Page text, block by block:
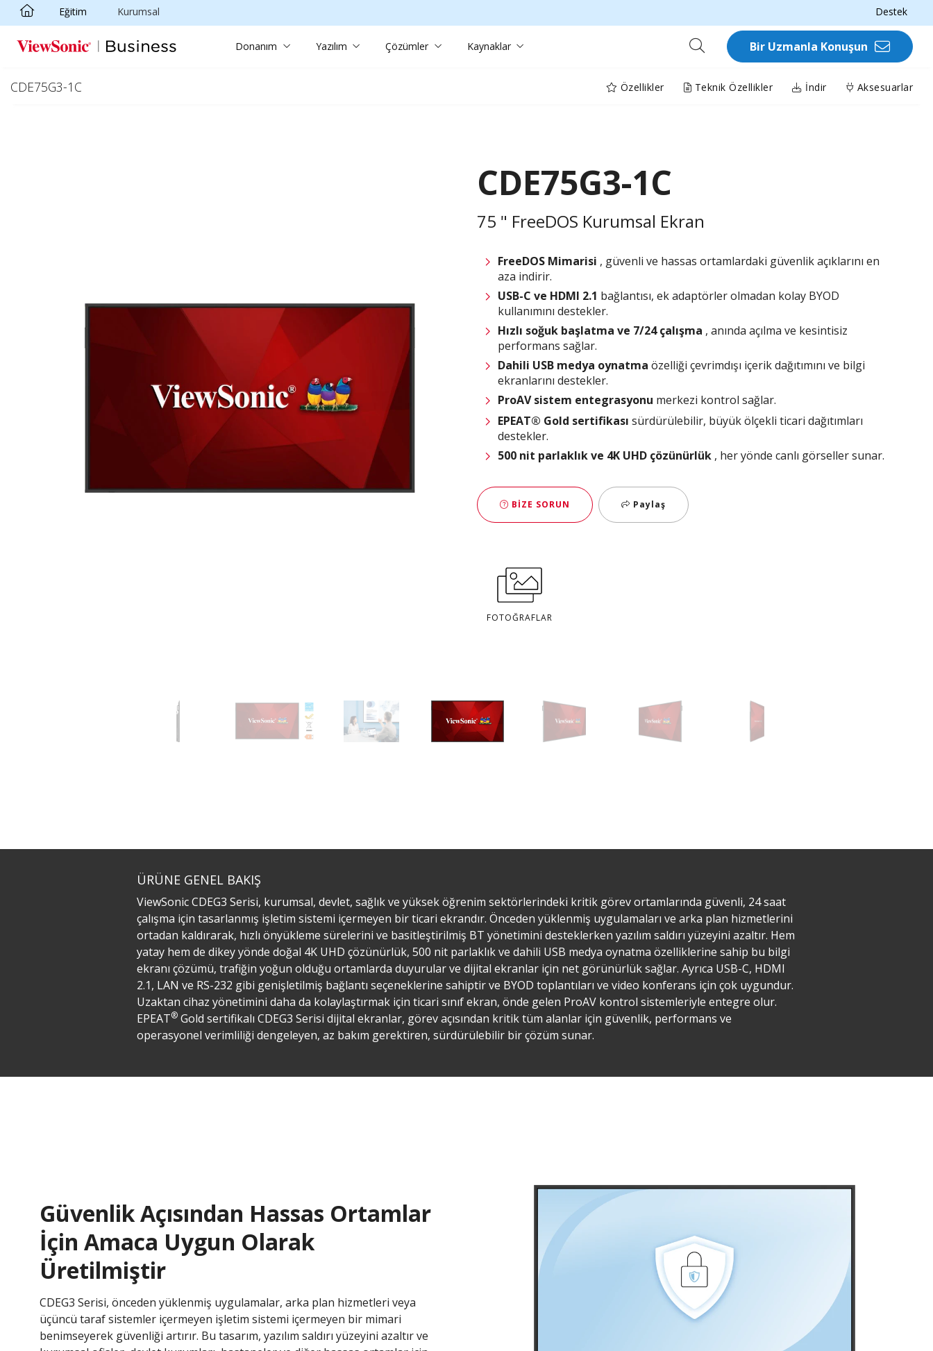
Skip to main content
Eğitim Kurumsal Destek
Donanım Yazılım Çözümler Kaynaklar Bir Uzmanla Konuşun
CDE75G3-1C Özellikler Teknik Özellikler İndir Aksesuarlar
CDE75G3-1C
75 " FreeDOS Kurumsal Ekran
FreeDOS Mimarisi , güvenli ve hassas ortamlardaki güvenlik açıklarını en
aza indirir.
USB-C ve HDMI 2.1 bağlantısı, ek adaptörler olmadan kolay BYOD
kullanımını destekler.
Hızlı soğuk başlatma ve 7/24 çalışma , anında açılma ve kesintisiz
performans sağlar.
Dahili USB medya oynatma özelliği çevrimdışı içerik dağıtımını ve bilgi
ekranlarını destekler.
ProAVsistem entegrasyonu merkezi kontrol sağlar.
EPEAT® Gold sertifikası sürdürülebilir, büyük ölçekli ticari dağıtımları
destekler.
500 nit parlaklık ve 4K UHD çözünürlük , her yönde canlı görseller sunar.
BIZE SORUN Paylaş
FOTOĞRAFLAR
ÜRÜNE GENEL BAKIŞ
ViewSonic CDEG3 Serisi, kurumsal, devlet, sağlık ve yüksek öğrenim sektörlerindeki kritik görev ortamlarında güvenli, 24 saat
çalışma için tasarlanmış işletim sistemi içermeyen bir ticari ekrandır. Önceden yüklenmiş uygulamaları ve arka plan hizmetlerini
ortadan kaldırarak, hızlı önyükleme sürelerini ve basitleştirilmiş BT yönetimini desteklerken yazılım saldırı yüzeyini azaltır. Hem
yatay hem de dikey yönde doğal 4K UHD çözünürlük, 500 nit parlaklık ve dahili USB medya oynatma özelliklerine sahip bu bilgi
ekranı çözümü, trafiğin yoğun olduğu ortamlarda duyurular ve dijital ekranlar için net görünürlük sağlar. Ayrıca USB-C, HDMI
2.1, LAN ve RS-232 gibi genişletilmiş bağlantı seçeneklerine sahiptir ve BYOD toplantıları ve video konferans için çok uygundur.
Uzaktan cihaz yönetimini daha da kolaylaştırmak için ticari sınıf ekran, önde gelen ProAV kontrol sistemleriyle entegre olur.
EPEAT® Gold sertifikalı CDEG3 Serisi dijital ekranlar, görev açısından kritik tüm alanlar için güvenlik, performans ve
operasyonel verimliliği dengeleyen, az bakım gerektiren, sürdürülebilir bir çözüm sunar.
Güvenlik Açısından Hassas Ortamlar
İçin Amaca Uygun Olarak
Üretilmiştir
CDEG3 Serisi, önceden yüklenmiş uygulamalar, arka plan hizmetleri veya
üçüncü taraf sistemler içermeyen işletim sistemi içermeyen bir mimari
benimseyerek güvenliği artırır. Bu tasarım, yazılım saldırı yüzeyini azaltır ve